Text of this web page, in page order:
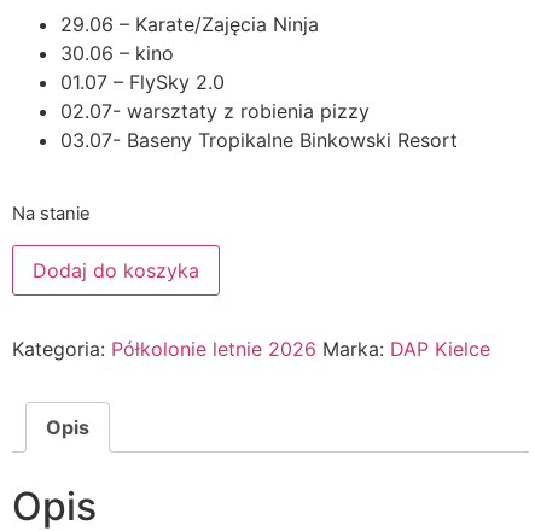
29.06 – Karate/Zajęcia Ninja
30.06 – kino
01.07 – FlySky 2.0
02.07- warsztaty z robienia pizzy
03.07- Baseny Tropikalne Binkowski Resort
Na stanie
Dodaj do koszyka
Kategoria: Półkolonie letnie 2026 Marka: DAP Kielce
Opis
Opis